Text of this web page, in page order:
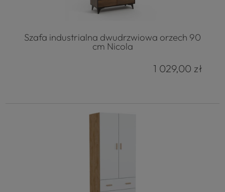
Szafa industrialna dwudrzwiowa orzech 90
cm Nicola
1 029,00 zł